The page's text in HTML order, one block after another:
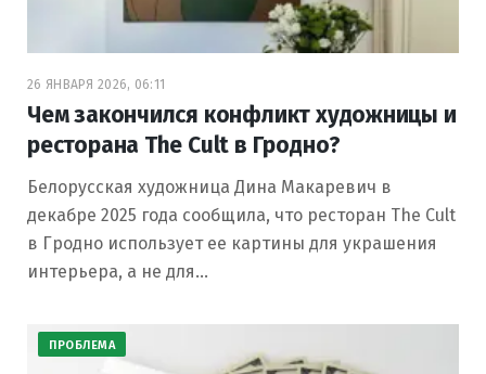
26 ЯНВАРЯ 2026, 06:11
Чем закончился конфликт художницы и
ресторана The Cult в Гродно?
Белорусская художница Дина Макаревич в
декабре 2025 года сообщила, что ресторан The Cult
в Гродно использует ее картины для украшения
интерьера, а не для…
ПРОБЛЕМА